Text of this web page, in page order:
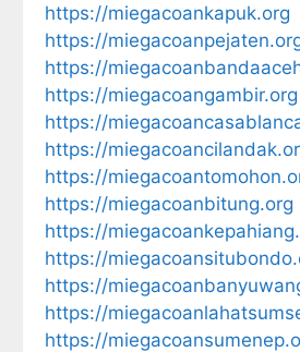
https://miegacoankapuk.org
https://
https://
https://miegacoangambir.org
https://
https://
https://
https://miegacoanbitung.org
https://
https://
https://
https://
https://